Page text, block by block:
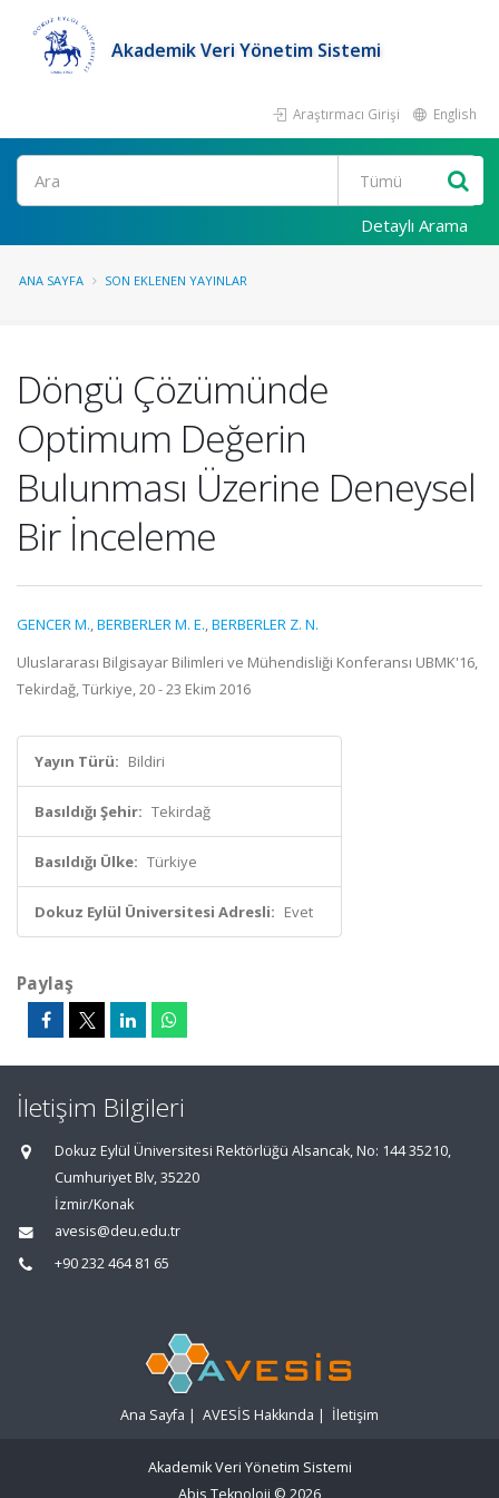
Akademik Veri Yönetim Sistemi
Araştırmacı Girişi English
Ara
Detaylı Arama
ANA SAYFA SON EKLENEN YAYINLAR
Döngü Çözümünde
Optimum Değerin
Bulunması Üzerine Deneysel
Bir İnceleme
GENCER M.,BERBERLER M. E.,BERBERLER Z. N.
Uluslararası Bilgisayar Bilimleri ve Mühendisliği Konferansı UBMK'16,
Tekirdağ, Türkiye, 20 - 23 Ekim 2016
Yayın Türü: Bildiri
Basıldığı Şehir: Tekirdağ
Basıldığı Ülke: Türkiye
Dokuz Eylül Üniversitesi Adresli: Evet
Paylaş
İletişim Bilgileri
Dokuz Eylül Üniversitesi Rektörlüğü Alsancak, No: 144 35210,
Cumhuriyet Blv, 35220
İzmir/Konak
avesis@deu.edu.tr
+90 232 464 81 65
Ana Sayfa | AVESİS Hakkında | İletişim
Akademik Veri Yönetim Sistemi
Abis Teknoloji © 2026